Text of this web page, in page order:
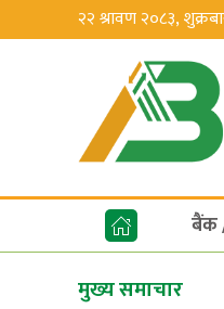
२२ श्रावण २०८३,
बैंक
मुख्य समाचार